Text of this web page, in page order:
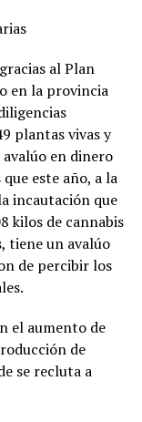
al Plan
en la provincia
plantas vivas y
avalúo en dinero
este año, a la
incautación que
kilos de cannabis
tiene un avalúo
de percibir los
el aumento de
de
se recluta a